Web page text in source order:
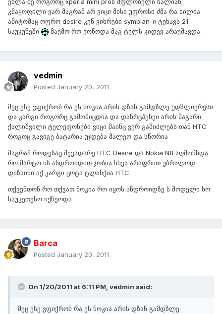
ეხლა მე როგორც xperia mini proს მფლობელი ზალიან
კმაყოფილი ვარ მაგრამ არ ვიცი მისი უფროსი ძმა რა ხილია
ამიტომაც ოფრო desire კენ ვიხრები symbian-ი ტეხავს 21
საუკუნეში
მაემო რო ქონოდა მაგ ტელს კიდევ არაუშავდა .
vedmin
Posted January 20, 2011
მეც ესე ვფიქრობ რა ეს ნოკია არის დზან გამდზლე უდზლიერესი
და კარგი როგორც გამომიცდია და დანრცჰენეი არის მაგარი
ქალიშვილი ტელეფონები ვიცი მაინც ვერ გამიძლებს თან HTC
როგოც გავიგე ბატარია უჯდება მალეო და სწორია
მაგრამ როდესაც შევადარე HTC Desire და Nokia N8 აღმოჩნდა
რო მარტო ის ანდროიდით ჯობია სხვა არაფრით უბრალოდ
დიზაინი აქ კარგი ცოტა ტლანქია HTC
თქვენთონ რო თქვათ ნოკია რო იყოს ანდროიდზე ს მოდელი ხო
საუკეთესო იქნეოდა
Barca
Posted January 20, 2011
On 1/20/2011 at 6:11 PM, vedmin said:
მეც ესე ვფიქრობ რა ეს ნოკია არის დზან გამდზლე